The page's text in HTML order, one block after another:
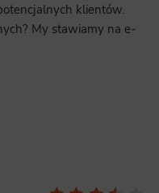
klientów.
My stawiamy na e-